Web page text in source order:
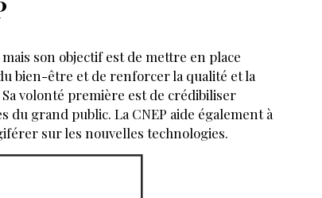
première des actualités